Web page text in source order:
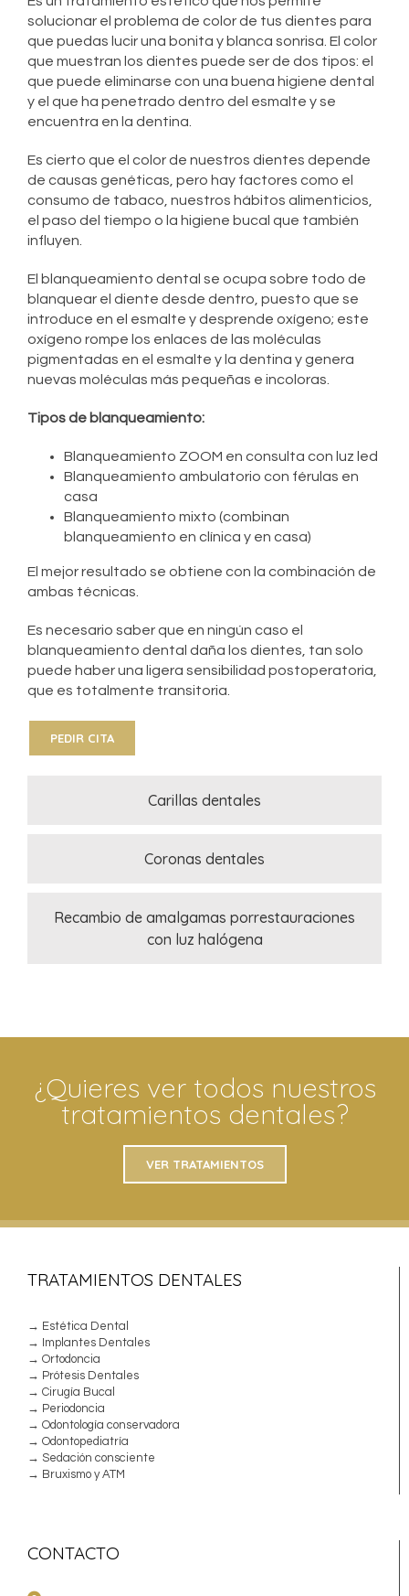
solucionar el problema de color de tus dientes para
que puedas lucir una bonita y blanca sonrisa. El color
que muestran los dientes puede ser de dos tipos: el
que puede eliminarse con una buena higiene dental
y el que ha penetrado dentro del esmalte y se
encuentra en la dentina.
Es cierto que el color de nuestros dientes depende
de causas genéticas, pero hay factores como el
consumo de tabaco, nuestros hábitos alimenticios,
el paso del tiempo o la higiene bucal que también
influyen.
El blanqueamiento dental se ocupa sobre todo de
blanquear el diente desde dentro, puesto que se
introduce en el esmalte y desprende oxígeno; este
oxígeno rompe los enlaces de las moléculas
pigmentadas en el esmalte y la dentina y genera
nuevas moléculas más pequeñas e incoloras.
Tipos de blanqueamiento:
Blanqueamiento ZOOM en consulta con luz led
Blanqueamiento ambulatorio con férulas en
casa
Blanqueamiento mixto (combinan
blanqueamiento en clínica y en casa)
El mejor resultado se obtiene con la combinación de
ambas técnicas.
Es necesario saber que en ningún caso el
blanqueamiento dental daña los dientes, tan solo
puede haber una ligera sensibilidad postoperatoria,
que es totalmente transitoria.
PEDIR CITA
Carillas dentales
Coronas dentales
Recambio de amalgamas porrestauraciones
con luz halógena
¿Quieres ver todos nuestros
tratamientos dentales?
VER TRATAMIENTOS
TRATAMIENTOS DENTALES
→ Estética Dental
→ Implantes Dentales
→ Ortodoncia
→ Prótesis Dentales
→ Cirugía Bucal
→ Periodoncia
→ Odontología conservadora
→ Odontopediatría
→ Sedación consciente
→ Bruxismo y ATM
CONTACTO